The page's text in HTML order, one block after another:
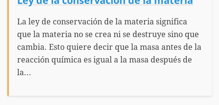
La ley de conservación de la materia significa
que la materia no se crea ni se destruye sino que
cambia. Esto quiere decir que la masa antes de la
reacción química es igual a la masa después de
la...